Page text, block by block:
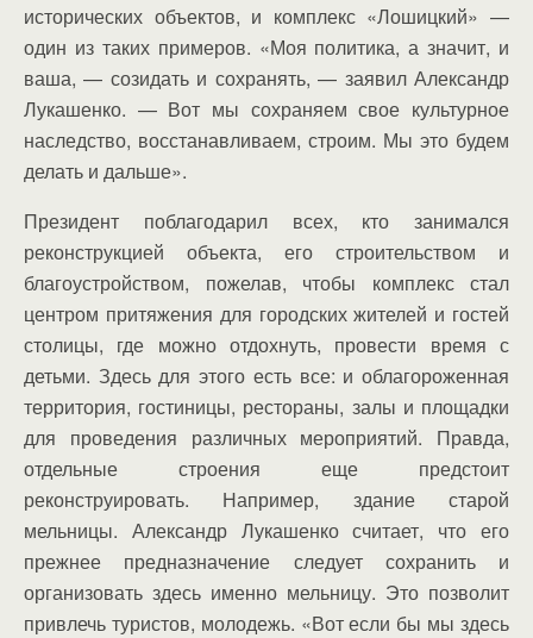
исторических объектов, и комплекс «Лошицкий» —
один из таких примеров. «Моя политика, а значит, и
ваша, — созидать и сохранять, — заявил Александр
Лукашенко. — Вот мы сохраняем свое культурное
наследство, восстанавливаем, строим. Мы это будем
делать и дальше».
Президент поблагодарил всех, кто занимался
реконструкцией объекта, его строительством и
благоустройством, пожелав, чтобы комплекс стал
центром притяжения для городских жителей и гостей
столицы, где можно отдохнуть, провести время с
детьми. Здесь для этого есть все: и облагороженная
территория, гостиницы, рестораны, залы и площадки
для проведения различных мероприятий. Правда,
отдельные строения еще предстоит
реконструировать. Например, здание старой
мельницы. Александр Лукашенко считает, что его
прежнее предназначение следует сохранить и
организовать здесь именно мельницу. Это позволит
привлечь туристов, молодежь. «Вот если бы мы здесь